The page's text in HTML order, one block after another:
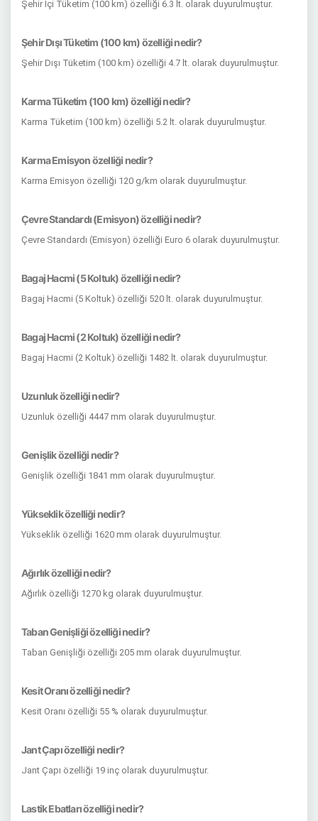
Şehir İçi Tüketim (100 km) özelliği 6.3 lt. olarak duyurulmuştur.
Şehir Dışı Tüketim (100 km) özelliği nedir?
Şehir Dışı Tüketim (100 km) özelliği 4.7 lt. olarak duyurulmuştur.
Karma Tüketim (100 km) özelliği nedir?
Karma Tüketim (100 km) özelliği 5.2 lt. olarak duyurulmuştur.
Karma Emisyon özelliği nedir?
Karma Emisyon özelliği 120 g/km olarak duyurulmuştur.
Çevre Standardı (Emisyon) özelliği nedir?
Çevre Standardı (Emisyon) özelliği Euro 6 olarak duyurulmuştur.
Bagaj Hacmi (5 Koltuk) özelliği nedir?
Bagaj Hacmi (5 Koltuk) özelliği 520 lt. olarak duyurulmuştur.
Bagaj Hacmi (2 Koltuk) özelliği nedir?
Bagaj Hacmi (2 Koltuk) özelliği 1482 lt. olarak duyurulmuştur.
Uzunluk özelliği nedir?
Uzunluk özelliği 4447 mm olarak duyurulmuştur.
Genişlik özelliği nedir?
Genişlik özelliği 1841 mm olarak duyurulmuştur.
Yükseklik özelliği nedir?
Yükseklik özelliği 1620 mm olarak duyurulmuştur.
Ağırlık özelliği nedir?
Ağırlık özelliği 1270 kg olarak duyurulmuştur.
Taban Genişliği özelliği nedir?
Taban Genişliği özelliği 205 mm olarak duyurulmuştur.
Kesit Oranı özelliği nedir?
Kesit Oranı özelliği 55 % olarak duyurulmuştur.
Jant Çapı özelliği nedir?
Jant Çapı özelliği 19 inç olarak duyurulmuştur.
Lastik Ebatları özelliği nedir?